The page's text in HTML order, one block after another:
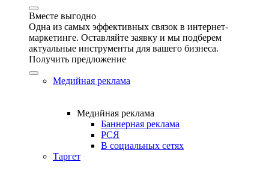
Вместе выгодно
Одна из самых эффективных связок в интернет-
маркетинге. Оставляйте заявку и мы подберем
актуальные инструменты для вашего бизнеса.
Получить предложение
Медийная реклама
Медийная реклама
Баннерная реклама
РСЯ
В социальных сетях
Таргет